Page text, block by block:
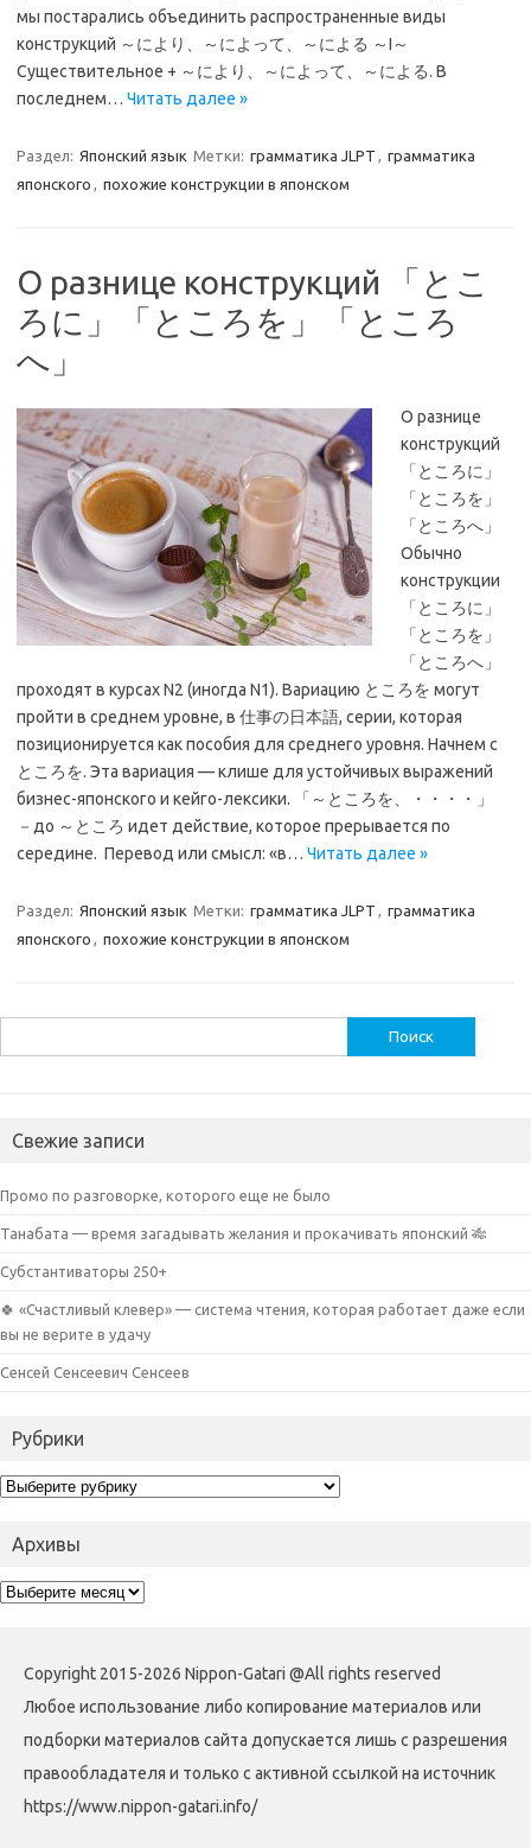
мы постарались объединить распространенные виды
конструкций ～により、～によって、～による ～I～
Существительное + ～により、～によって、～による. В
последнем… Читать далее »
Раздел: Японский язык Метки: грамматика JLPT , грамматика
японского , похожие конструкции в японском
О разнице конструкций 「とこ
ろに」「ところを」「ところ
へ」
О разнице
конструкций
「ところに」
「ところを」
「ところへ」
Обычно
конструкции
「ところに」
「ところを」
「ところへ」
проходят в курсах N2 (иногда N1). Вариацию ところを могут
пройти в среднем уровне, в 仕事の日本語, серии, которая
позиционируется как пособия для среднего уровня. Начнем с
ところを. Эта вариация — клише для устойчивых выражений
бизнес-японского и кейго-лексики. 「～ところを、・・・・」
－до ～ところ идет действие, которое прерывается по
середине. Перевод или смысл: «в… Читать далее »
Раздел: Японский язык Метки: грамматика JLPT , грамматика
японского , похожие конструкции в японском
Свежие записи
Промо по разговорке, которого еще не было
Танабата — время загадывать желания и прокачивать японский 🎋
Субстантиваторы 250+
🍀 «Счастливый клевер» — система чтения, которая работает даже если
вы не верите в удачу
Сенсей Сенсеевич Сенсеев
Рубрики
Рубрики
Архивы
Архивы
Copyright 2015-2026 Nippon-Gatari @All rights reserved
Любое использование либо копирование материалов или
подборки материалов сайта допускается лишь с разрешения
правообладателя и только с активной ссылкой на источник
https://www.nippon-gatari.info/